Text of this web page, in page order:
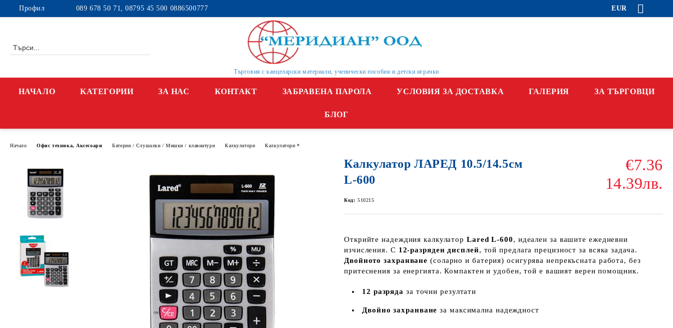
Профил 089 678 50 71, 08795 45 500 0886500777 EUR
Търговия с канцеларски материали, ученически пособия и детски играчки
НАЧАЛО KАТЕГОРИИ ЗА НАС КОНТАКТ ЗАБРАВЕНА ПАРОЛА УСЛОВИЯ ЗА ДОСТАВКА ГАЛЕРИЯ ЗА ТЪРГОВЦИ
БЛОГ
Начало Офис техника, Аксесоари Батерии / Слушалки / Мишки / клавиатури Калкулатори Калкулатори *
Калкулатор ЛАРЕД 10.5/14.5см
L-600
€7.36
14.39лв.
Код: 510215
Открийте надеждния калкулатор Lared L-600, идеален за вашите ежедневни
изчисления. С 12-разряден дисплей, той предлага прецизност за всяка задача.
Двойното захранване (соларно и батерия) осигурява непрекъсната работа, без
притеснения за енергията. Компактен и удобен, той е вашият верен помощник.
12 разряда за точни резултати
Двойно захранване за максимална надеждност